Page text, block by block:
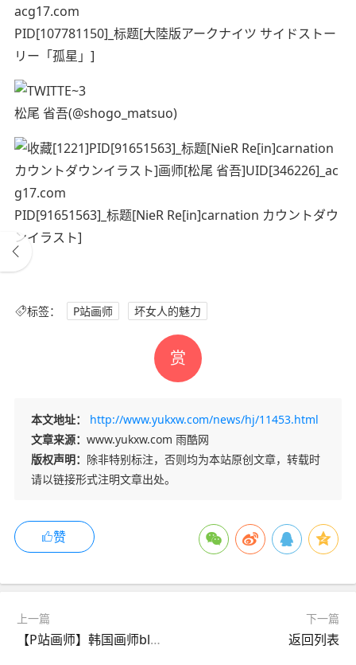
PID[107781150]_标题[大陸版アークナイツ サイドストー
リー「孤星」]
松尾 省吾(@shogo_matsuo)
PID[91651563]_标题[NieR Re[in]carnation カウントダウ
ンイラスト]
标签： P站画师 坏女人的魅力
赏
本文地址：
http://www.yukxw.com/news/hj/11453.html
文章来源： www.yukxw.com 雨酷网
版权声明： 除非特别标注，否则均为本站原创文章，转载时
请以链接形式注明文章出处。
赞
上一篇
【P站画师】韩国画师blance的插画作品推荐
下一篇
返回列表